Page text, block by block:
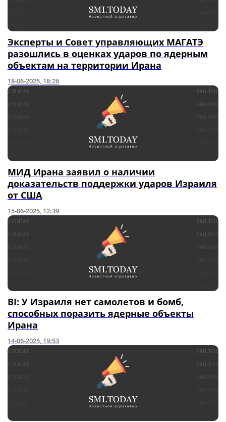
Эксперты и Совет управляющих МАГАТЭ
разошлись в оценках ударов по ядерным
объектам на территории Ирана
18-06-2025, 18:26
МИД Ирана заявил о наличии
доказательств поддержки ударов Израиля
от США
15-06-2025, 12:39
BI: У Израиля нет самолетов и бомб,
способных поразить ядерные объекты
Ирана
14-06-2025, 19:53